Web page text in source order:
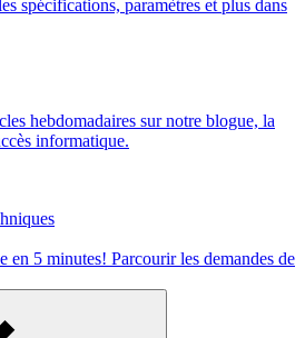
spécifications, paramètres et plus dans
hebdomadaires sur notre blogue, la
informatique.
en 5 minutes! Parcourir les demandes de